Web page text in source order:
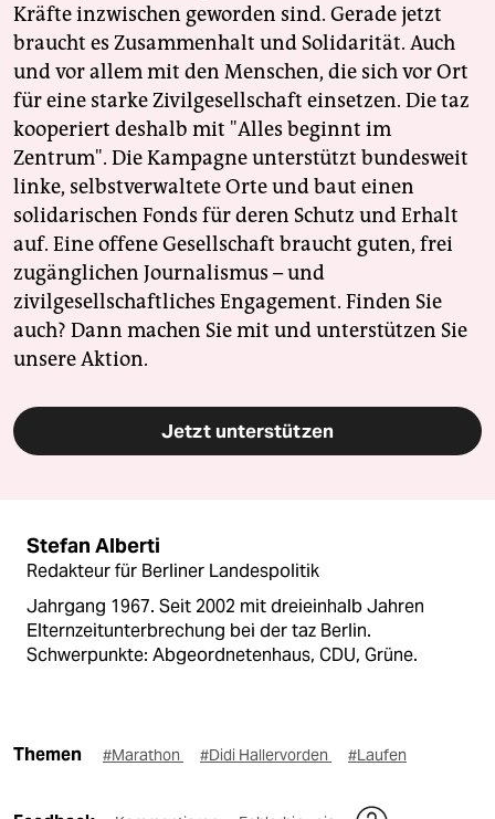
Kräfte inzwischen geworden sind. Gerade jetzt
braucht es Zusammenhalt und Solidarität. Auch
und vor allem mit den Menschen, die sich vor Ort
für eine starke Zivilgesellschaft einsetzen. Die taz
kooperiert deshalb mit "Alles beginnt im
Zentrum". Die Kampagne unterstützt bundesweit
linke, selbstverwaltete Orte und baut einen
solidarischen Fonds für deren Schutz und Erhalt
auf. Eine offene Gesellschaft braucht guten, frei
zugänglichen Journalismus – und
zivilgesellschaftliches Engagement. Finden Sie
auch? Dann machen Sie mit und unterstützen Sie
unsere Aktion.
Jetzt unterstützen
Stefan Alberti
Redakteur für Berliner Landespolitik
Jahrgang 1967. Seit 2002 mit dreieinhalb Jahren
Elternzeitunterbrechung bei der taz Berlin.
Schwerpunkte: Abgeordnetenhaus, CDU, Grüne.
Themen #Marathon #Didi Hallervorden #Laufen